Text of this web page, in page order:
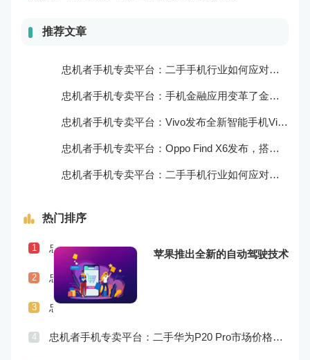
推荐文章
忠机者手机专卖平台：二手手机行业如何应对自动化生产的趋势
忠机者手机专卖平台：手机金融应用变革了金融行业
忠机者手机专卖平台：Vivo发布全新智能手机Vivo Y90
忠机者手机专卖平台：Oppo Find X6发布，搭载高通骁龙898芯片
忠机者手机专卖平台：二手手机行业如何应对物流运营的优化
热门排序
苹果推出全新的自动驾驶技术
1 忠机者手机专卖平台：二手手机行业如何应对社会民生问题
2 忠机者手机专卖平台：LG发布Wing智能手机，支持双屏交互
3 忠机者手机专卖平台：二手手机行业如何应对供应链管理的挑战
4 忠机者手机专卖平台：二手华为P20 Pro市场价格持续波动